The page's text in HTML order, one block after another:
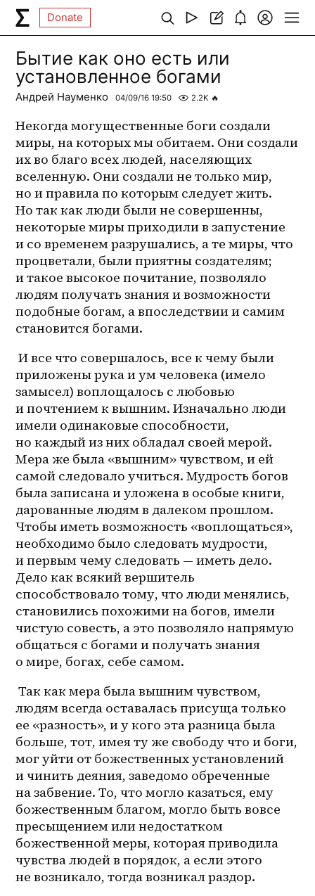
Donate
Бытие как оно есть или
установленное богами
Андрей Науменко 04/09/16 19:50 2.2K 🔥
Некогда могущественные боги создали
миры, на которых мы обитаем. Они создали
их во благо всех людей, населяющих
вселенную. Они создали не только мир,
но и правила по которым следует жить.
Но так как люди были не совершенны,
некоторые миры приходили в запустение
и со временем разрушались, а те миры, что
процветали, были приятны создателям;
и такое высокое почитание, позволяло
людям получать знания и возможности
подобные богам, а впоследствии и самим
становится богами.
И все что совершалось, все к чему были
приложены рука и ум человека (имело
замысел) воплощалось с любовью
и почтением к вышним. Изначально люди
имели одинаковые способности,
но каждый из них обладал своей мерой.
Мера же была «вышним» чувством, и ей
самой следовало учиться. Мудрость богов
была записана и уложена в особые книги,
дарованные людям в далеком прошлом.
Чтобы иметь возможность «воплощаться»,
необходимо было следовать мудрости,
и первым чему следовать — иметь дело.
Дело как всякий вершитель
способствовало тому, что люди менялись,
становились похожими на богов, имели
чистую совесть, а это позволяло напрямую
общаться с богами и получать знания
о мире, богах, себе самом.
Так как мера была вышним чувством,
людям всегда оставалась присуща только
ее «разность», и у кого эта разница была
больше, тот, имея ту же свободу что и боги,
мог уйти от божественных установлений
и чинить деяния, заведомо обреченные
на забвение. То, что могло казаться, ему
божественным благом, могло быть вовсе
пресыщением или недостатком
божественной меры, которая приводила
чувства людей в порядок, а если этого
не возникало, тогда возникал раздор.